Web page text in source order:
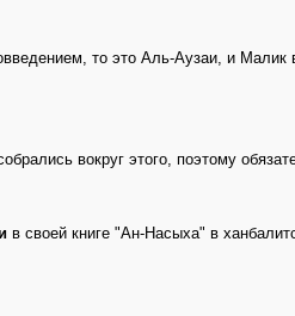
то это Аль-Аузаи, и
вокруг этого, поэтому
в своей книге "Ан-Насыха" в